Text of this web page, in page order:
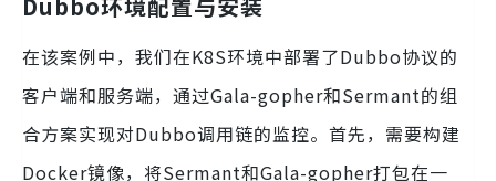
在该案例中，我们在K8S环境中部署了Dubbo协议的
客户端和服务端，通过Gala-gopher和Sermant的组
合方案实现对Dubbo调用链的监控。首先，需要构建
Docker镜像，将Sermant和Gala-gopher打包在一